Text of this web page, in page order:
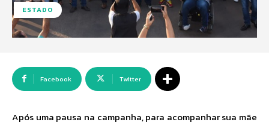
ESTADO
Facebook Twitter
Após uma pausa na campanha, para acompanhar sua mãe